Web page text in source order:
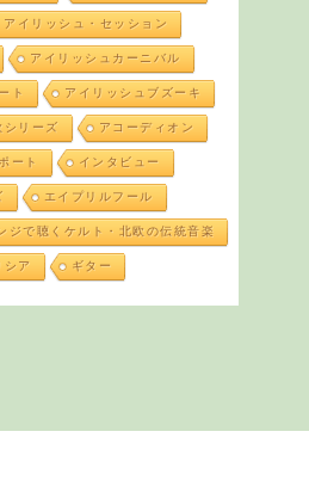
イリッシュ・セッション
アイリッシュカーニバル
ト アイリッシュブズーキ
シリーズ アコーディオン
ート インタビュー
エイプリルフール
ジで聴くケルト・北欧の伝統音楽
シア ギター